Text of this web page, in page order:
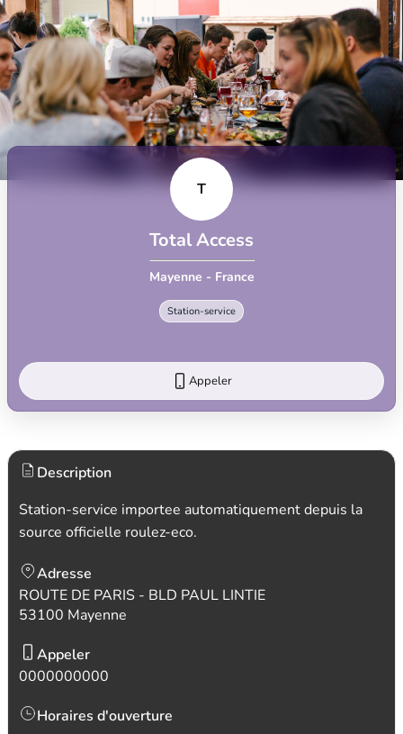
T
Total Access
Mayenne - France
Station-service
Appeler
Description
Station-service importee automatiquement depuis la
source officielle roulez-eco.
Adresse
ROUTE DE PARIS - BLD PAUL LINTIE
53100 Mayenne
Appeler
0000000000
Horaires d'ouverture